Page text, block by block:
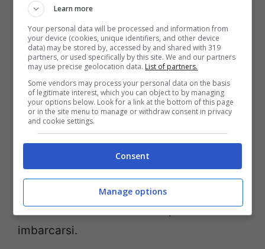
medico. Gli addetti della compagnia aerea,
sostenevano ancora che la ragazza non
fosse in grado di viaggiare, visto che
Grace era appoggiata alle spalle della
madre durante il check in, mentre la
mamma ha sostenuto che fosse solo
assonnata.
Poi finalmente il via libera, con un respiro
di sollievo per gli altri passeggeri che
hanno dovuto attendere ore prima di
imbarcarsi.
Learn more
Your personal data will be processed and information from
your device (cookies, unique identifiers, and other device
data) may be stored by, accessed by and shared with 319
partners, or used specifically by this site. We and our partners
may use precise geolocation data. List of partners.
Some vendors may process your personal data on the basis
of legitimate interest, which you can object to by managing
your options below. Look for a link at the bottom of this page
or in the site menu to manage or withdraw consent in privacy
and cookie settings.
Consent
Manage options